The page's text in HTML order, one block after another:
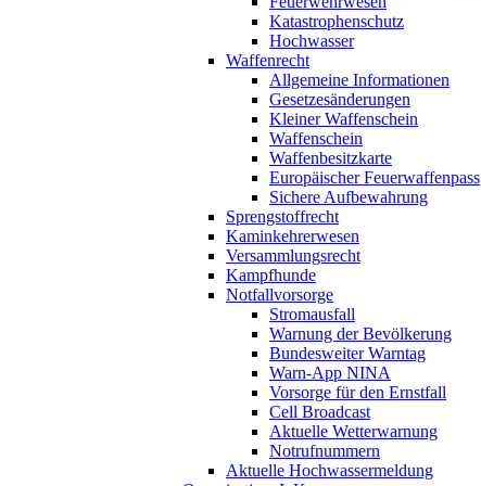
Katastrophenschutz
Hochwasser
Waffenrecht
Allgemeine Informationen
Gesetzesänderungen
Kleiner Waffenschein
Waffenschein
Waffenbesitzkarte
Europäischer Feuerwaffenpass
Sichere Aufbewahrung
Sprengstoffrecht
Kaminkehrerwesen
Versammlungsrecht
Kampfhunde
Notfallvorsorge
Stromausfall
Warnung der Bevölkerung
Bundesweiter Warntag
Warn-App NINA
Vorsorge für den Ernstfall
Cell Broadcast
Aktuelle Wetterwarnung
Notrufnummern
Aktuelle Hochwassermeldung